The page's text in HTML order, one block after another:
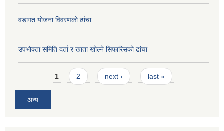
वडागत योजना विवरणको ढांचा
उपभोक्ता समिति दर्ता र खाता खोल्ने सिफारिसको ढांचा
Pages1 2 next › last »
अन्य